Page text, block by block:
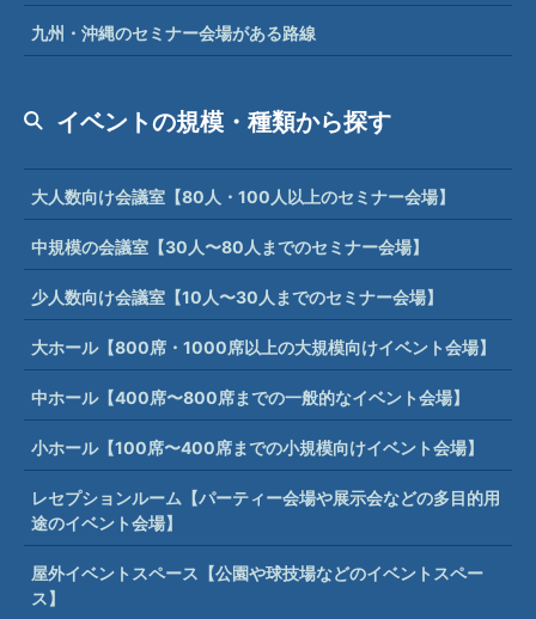
九州・沖縄のセミナー会場がある路線
イベントの規模・種類から探す
大人数向け会議室【80人・100人以上のセミナー会場】
中規模の会議室【30人〜80人までのセミナー会場】
少人数向け会議室【10人〜30人までのセミナー会場】
大ホール【800席・1000席以上の大規模向けイベント会場】
中ホール【400席〜800席までの一般的なイベント会場】
小ホール【100席〜400席までの小規模向けイベント会場】
レセプションルーム【パーティー会場や展示会などの多目的用
途のイベント会場】
屋外イベントスペース【公園や球技場などのイベントスペー
ス】